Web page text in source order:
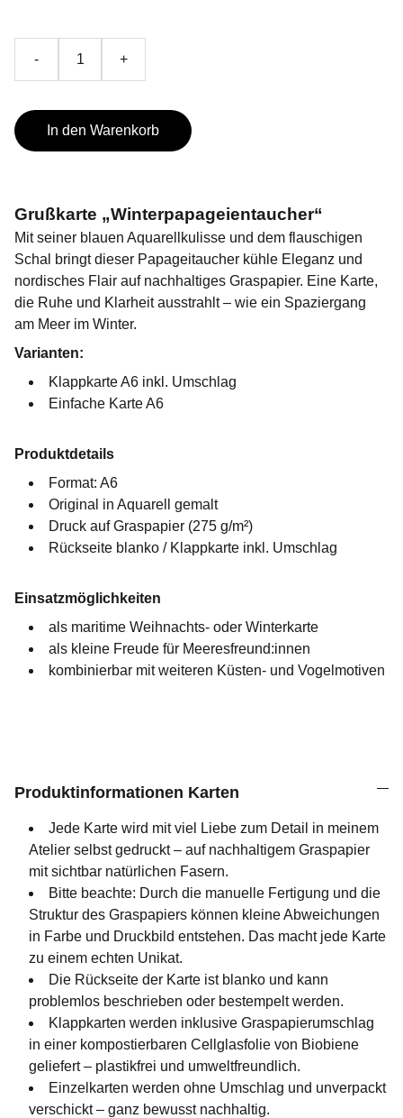
- +
In den Warenkorb
Grußkarte „Winterpapageientaucher“
Mit seiner blauen Aquarellkulisse und dem flauschigen
Schal bringt dieser Papageitaucher kühle Eleganz und
nordisches Flair auf nachhaltiges Graspapier. Eine Karte,
die Ruhe und Klarheit ausstrahlt – wie ein Spaziergang
am Meer im Winter.
Varianten:
Klappkarte A6 inkl. Umschlag
Einfache Karte A6
Produktdetails
Format: A6
Original in Aquarell gemalt
Druck auf Graspapier (275 g/m²)
Rückseite blanko / Klappkarte inkl. Umschlag
Einsatzmöglichkeiten
als maritime Weihnachts- oder Winterkarte
als kleine Freude für Meeresfreund:innen
kombinierbar mit weiteren Küsten- und Vogelmotiven
Produktinformationen Karten
Jede Karte wird mit viel Liebe zum Detail in meinem
Atelier selbst gedruckt – auf nachhaltigem Graspapier
mit sichtbar natürlichen Fasern.
Bitte beachte: Durch die manuelle Fertigung und die
Struktur des Graspapiers können kleine Abweichungen
in Farbe und Druckbild entstehen. Das macht jede Karte
zu einem echten Unikat.
Die Rückseite der Karte ist blanko und kann
problemlos beschrieben oder bestempelt werden.
Klappkarten werden inklusive Graspapierumschlag
in einer kompostierbaren Cellglasfolie von Biobiene
geliefert – plastikfrei und umweltfreundlich.
Einzelkarten werden ohne Umschlag und unverpackt
verschickt – ganz bewusst nachhaltig.